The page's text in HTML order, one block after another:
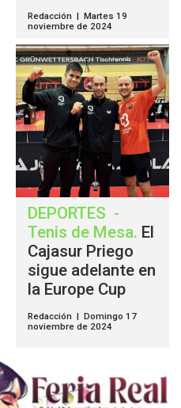
Redacción | Martes 19
noviembre de 2024
DEPORTES -
Tenis de Mesa. El
Cajasur Priego
sigue adelante en
la Europe Cup
Redacción | Domingo 17
noviembre de 2024